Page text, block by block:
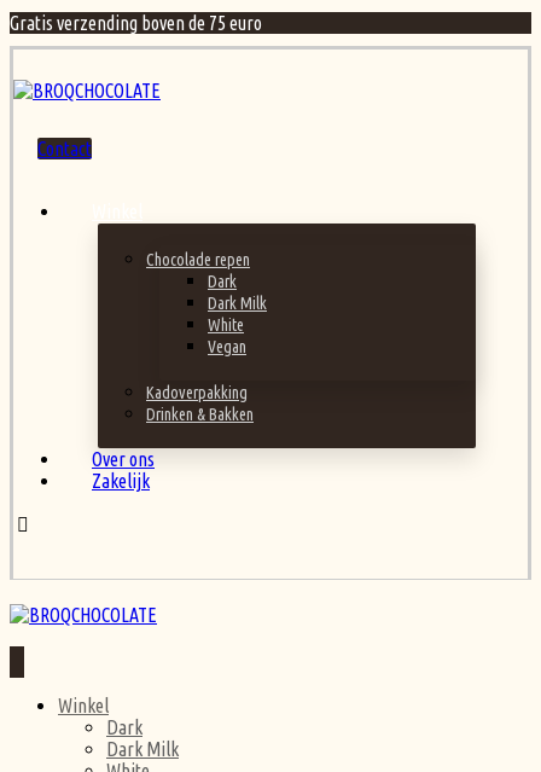
Gratis verzending boven de 75 euro
Contact
Chocolade repen
Dark
Dark Milk
White
Vegan
Kadoverpakking
Drinken & Bakken
Over ons
Zakelijk
Winkel
Dark
Dark Milk